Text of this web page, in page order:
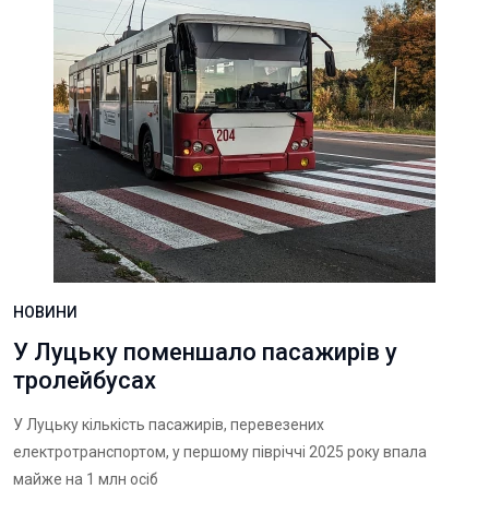
НОВИНИ
У Луцьку поменшало пасажирів у
тролейбусах
У Луцьку кількість пасажирів, перевезених
електротранспортом, у першому півріччі 2025 року впала
майже на 1 млн осіб